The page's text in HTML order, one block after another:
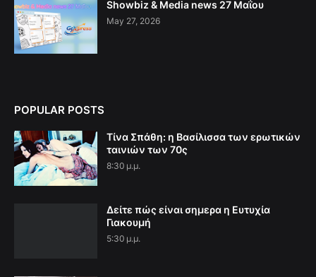
Showbiz & Media news 27 Μαΐου
May 27, 2026
POPULAR POSTS
Τίνα Σπάθη: η Βασίλισσα των ερωτικών
ταινιών των 70ς
8:30 μ.μ.
Δείτε πώς είναι σημερα η Ευτυχία
Γιακουμή
5:30 μ.μ.